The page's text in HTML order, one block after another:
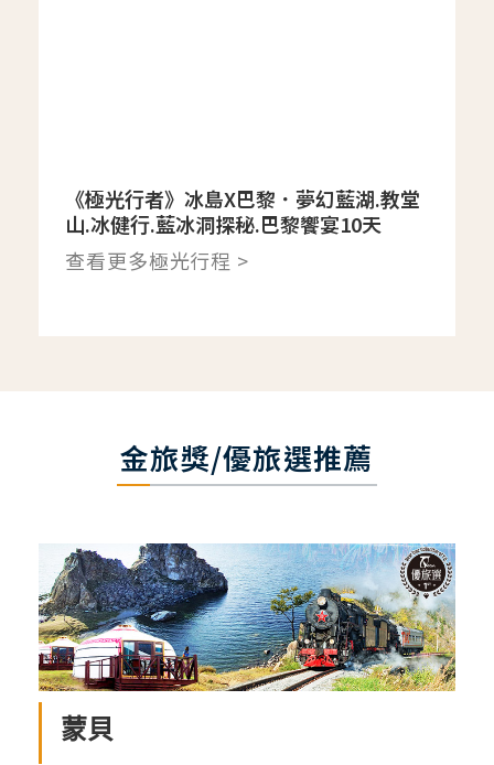
《極光行者》冰島X巴黎．夢幻藍湖.教堂
山.冰健行.藍冰洞探秘.巴黎饗宴10天
查看更多極光行程 >
金旅獎/優旅選推薦
蒙貝